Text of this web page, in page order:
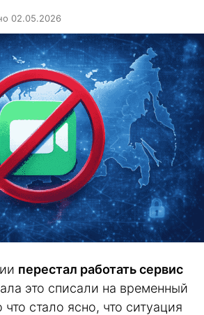
02.05.2026
перестал работать сервис
это списали на временный
стало ясно, что ситуация